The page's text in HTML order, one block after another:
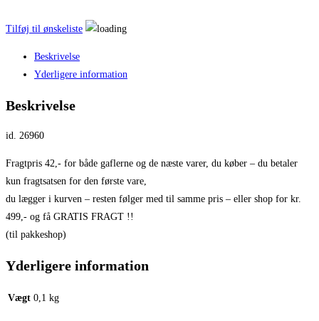
Tilføj til ønskeliste
Beskrivelse
Yderligere information
Beskrivelse
id. 26960
Fragtpris 42,- for både gaflerne og de næste varer, du køber – du betaler
kun fragtsatsen for den første vare,
du lægger i kurven – resten følger med til samme pris – eller shop for kr.
499,- og få GRATIS FRAGT !!
(til pakkeshop)
Yderligere information
Vægt 0,1 kg